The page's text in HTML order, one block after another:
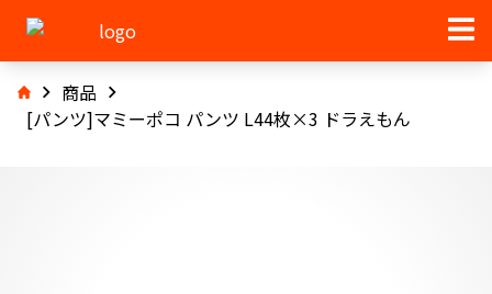
商品
[パンツ]マミーポコ パンツ L44枚×3 ドラえもん